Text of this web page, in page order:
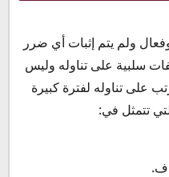
ولم يتم إثبات أي ضرر
سلبية على تناوله وليس
على تناوله لفترة كبيرة
تتمثل في: